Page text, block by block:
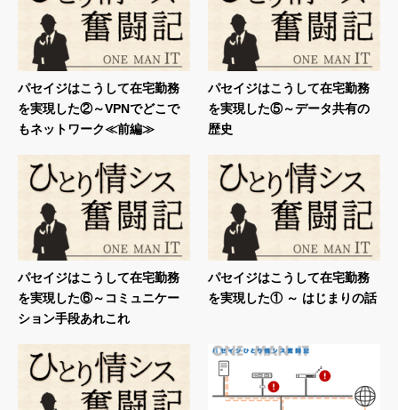
パセイジはこうして在宅勤務
を実現した②～VPNでどこで
もネットワーク≪前編≫
パセイジはこうして在宅勤務
を実現した⑤～データ共有の
歴史
パセイジはこうして在宅勤務
を実現した⑥～コミュニケー
ション手段あれこれ
パセイジはこうして在宅勤務
を実現した① ～ はじまりの話